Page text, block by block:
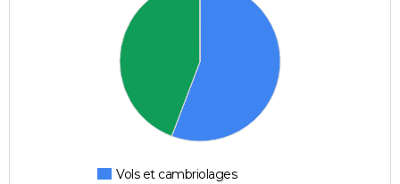
Vols et cambriolages